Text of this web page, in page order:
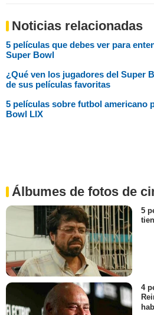
Noticias relacionadas
5 películas que debes ver para
Super Bowl
¿Qué ven los jugadores del Super
de sus películas favoritas
5 películas sobre futbol americano
Bowl LIX
Álbumes de fotos de
5
4